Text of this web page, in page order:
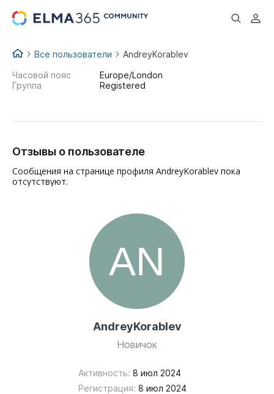
...
Все пользователи AndreyKorablev
AndreyKorablev
Новичок
Активность: 8 июл 2024
Регистрация: 8 июл 2024
Часовой пояс
Europe/London
Группа
Registered
Отзывы о пользователе
Сообщения на странице профиля AndreyKorablev пока
отсутствуют.